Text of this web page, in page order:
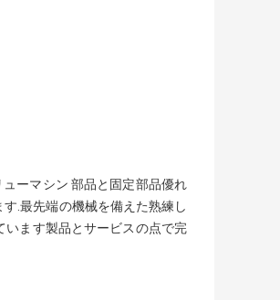
ーマシン 部品と固定部品優れ
.最先端の機械を備えた熟練し
います製品とサービスの点で完